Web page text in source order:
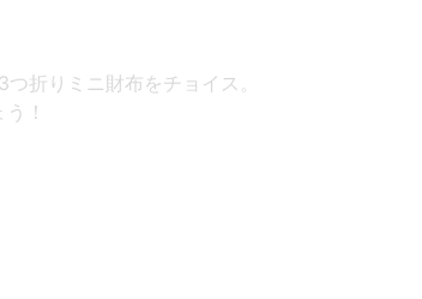
折りミニ財布をチョイス。
！